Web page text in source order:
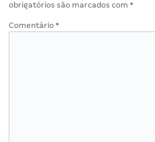
obrigatórios são marcados com *
Comentário *